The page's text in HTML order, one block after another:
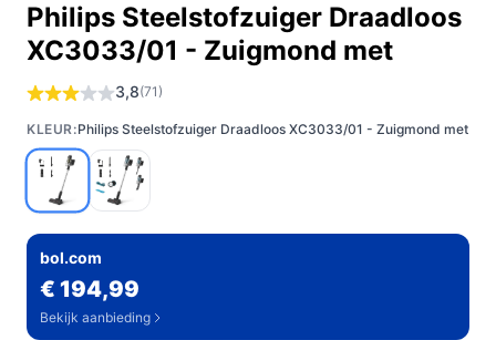
Philips Steelstofzuiger Draadloos
XC3033/01 - Zuigmond met
3,8(71)
KLEUR:Philips Steelstofzuiger Draadloos XC3033/01 - Zuigmond met
bol.com
€ 194,99
Bekijk aanbieding